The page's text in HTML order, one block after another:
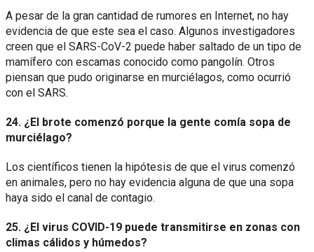
A pesar de la gran cantidad de rumores en Internet, no hay
evidencia de que este sea el caso. Algunos investigadores
creen que el SARS-CoV-2 puede haber saltado de un tipo de
mamífero con escamas conocido como pangolín. Otros
piensan que pudo originarse en murciélagos, como ocurrió
con el SARS.
24. ¿El brote comenzó porque la gente comía sopa de
murciélago?
Los científicos tienen la hipótesis de que el virus comenzó
en animales, pero no hay evidencia alguna de que una sopa
haya sido el canal de contagio.
25. ¿El virus COVID-19 puede transmitirse en zonas con
climas cálidos y húmedos?